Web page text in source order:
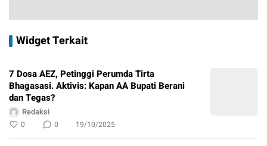
Widget Terkait
7 Dosa AEZ, Petinggi Perumda Tirta
Bhagasasi. Aktivis: Kapan AA Bupati Berani
dan Tegas?
Redaksi
0 0 19/10/2025